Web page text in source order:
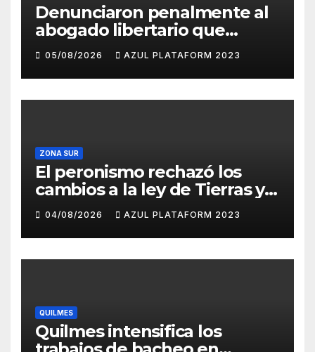
Denunciaron penalmente al
abogado libertario que
propuso tirar napalm sobre
el Gran Buenos Aires
05/08/2026 AZUL PLATAFORM 2023
ZONA SUR
El peronismo rechazó los
cambios a la ley de Tierras y
convocó a movilizarse el
jueves en contra del
Gobierno
04/08/2026 AZUL PLATAFORM 2023
QUILMES
Quilmes intensifica los